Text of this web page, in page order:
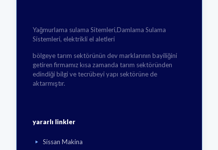
Yağmurlama sulama Sitemleri,Damlama Sulama
Sistemleri, elektrikli el aletleri
bölgeye tarım sektörünün dev marklarının bayiliğini
getiren firmamız kısa zamanda tarım sektöründen
edindiği bilgi ve tecrübeyi yapı sektörüne de
aktarmıştır.
yararlı linkler
Sissan Makina